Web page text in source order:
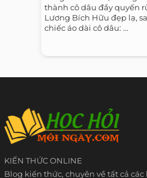
thành cô dâu đầy quyến
Lương Bích Hữu đẹp lạ,
chiếc áo dài cô dâu: ...
KIẾN THỨC ONLINE
Blog kiến thức, chuyên về tất cả